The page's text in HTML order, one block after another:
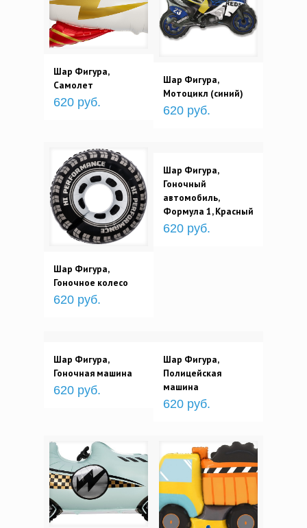
Шар Фигура,
Самолет
620 руб.
Шар Фигура,
Мотоцикл (синий)
620 руб.
Шар Фигура,
Гоночное колесо
620 руб.
Шар Фигура,
Гоночный
автомобиль,
Формула 1, Красный
620 руб.
Шар Фигура,
Гоночная машина
620 руб.
Шар Фигура,
Полицейская
машина
620 руб.